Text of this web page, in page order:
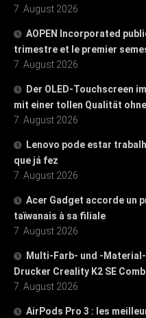
7. August 2026
AOPEN Incorporated
trimestre et le premier
7. August 2026
Der OLED-Touchscreen
mit einer tollen Qualität
7. August 2026
Lenovo pode estar
que já fez
7. August 2026
Acer Gadget accorde un
taïwanais à sa filiale
7. August 2026
Multi-Farb- und -
Drucker Creality K2 SE
7. August 2026
AirPods Pro 3 : les